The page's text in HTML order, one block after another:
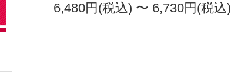
6,480円(税込) 〜 6,730円(税込)